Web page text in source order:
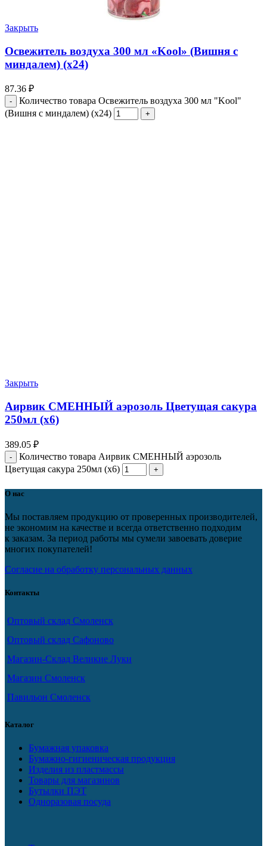
Закрыть
Освежитель воздуха 300 мл «Kool» (Вишня с
миндалем) (х24)
87.36 ₽
Количество товара Освежитель воздуха 300 мл "Kool"
(Вишня с миндалем) (х24)
Закрыть
Аирвик СМЕННЫЙ аэрозоль Цветущая сакура
250мл (х6)
389.05 ₽
Количество товара Аирвик СМЕННЫЙ аэрозоль
Цветущая сакура 250мл (х6)
О нас
Мы поставляем продукцию от проверенных производителей,
не экономим на качестве и всегда ответственно подходим
к заказам. За период работы мы сумели завоевать доверие
многих покупателей!
Согласие на обработку персональных данных
Контакты
Оптовый склад Смоленск
Оптовый склад Сафоново
Магазин-Склад Великие Луки
Магазин Смоленск
Павильон Смоленск
Каталог
Бумажная упаковка
Бумажно-гигиеническая продукция
Изделия из пластмассы
Товары для магазинов
Бутылки ПЭТ
Одноразовая посуда